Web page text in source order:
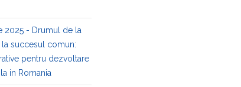
2025 - Drumul de la
succesul comun:
pentru dezvoltare
in Romania